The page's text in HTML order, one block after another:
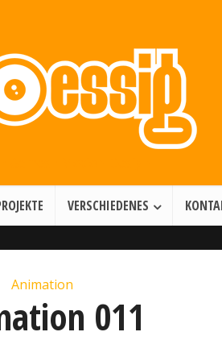
VERSCHIEDENES
Animation
011